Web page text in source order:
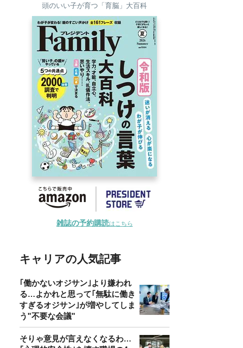
頭のいい子が育つ「育脳」大百科
雑誌の予約購読はこちら
キャリアの人気記事
｢働かないオジサン｣より嫌われ
る…よかれと思って｢無駄に働き
すぎるオジサン｣が増やしてしま
う"不要な会議"
そりゃ意見が言えなくなるわ…